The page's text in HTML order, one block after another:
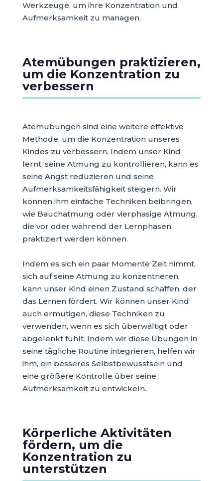
Werkzeuge, um ihre Konzentration und
Aufmerksamkeit zu managen.
Atemübungen praktizieren,
um die Konzentration zu
verbessern
Atemübungen sind eine weitere effektive
Methode, um die Konzentration unseres
Kindes zu verbessern. Indem unser Kind
lernt, seine Atmung zu kontrollieren, kann es
seine Angst reduzieren und seine
Aufmerksamkeitsfähigkeit steigern. Wir
können ihm einfache Techniken beibringen,
wie Bauchatmung oder vierphasige Atmung,
die vor oder während der Lernphasen
praktiziert werden können.
Indem es sich ein paar Momente Zeit nimmt,
sich auf seine Atmung zu konzentrieren,
kann unser Kind einen Zustand schaffen, der
das Lernen fördert. Wir können unser Kind
auch ermutigen, diese Techniken zu
verwenden, wenn es sich überwältigt oder
abgelenkt fühlt. Indem wir diese Übungen in
seine tägliche Routine integrieren, helfen wir
ihm, ein besseres Selbstbewusstsein und
eine größere Kontrolle über seine
Aufmerksamkeit zu entwickeln.
Körperliche Aktivitäten
fördern, um die
Konzentration zu
unterstützen